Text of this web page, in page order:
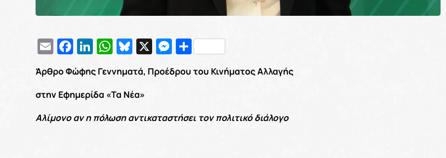
EmailFacebook
LinkedIn
WhatsApp
Bluesky
X Messenger
Μοιραστείτε
Άρθρο Φώφης Γεννηματά, Προέδρου του Κινήματος Αλλαγής
στην Εφημερίδα «Τα Νέα»
Αλίμονο αν η πόλωση αντικαταστήσει τον πολιτικό διάλογο